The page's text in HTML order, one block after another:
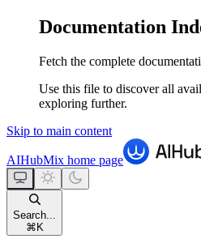
Documentation
Fetch the complete
Use this file to discover all
exploring further.
Skip to main content
AIHubMix home page
Search...
⌘ K